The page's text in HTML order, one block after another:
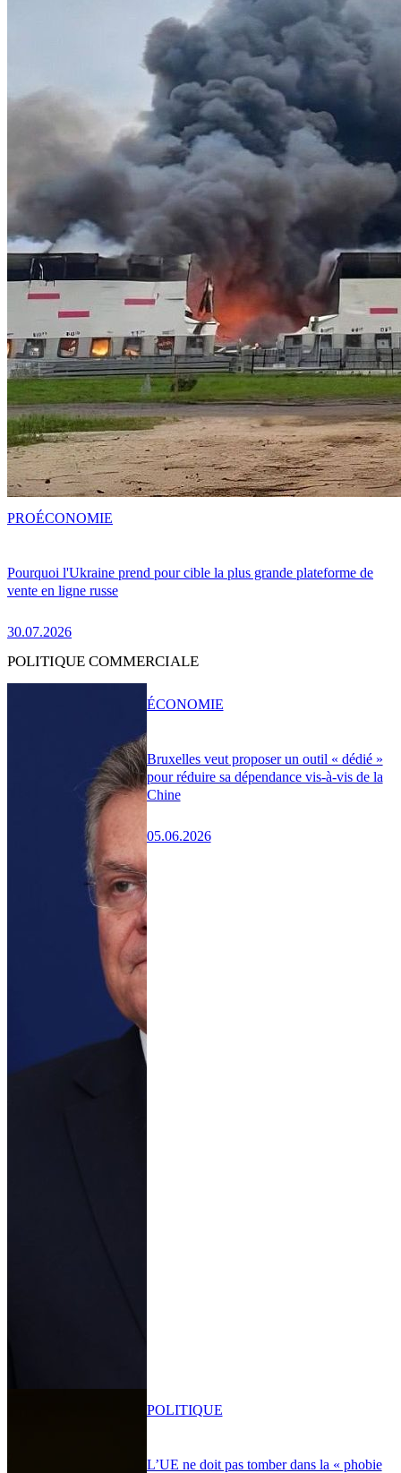
Pourquoi l'Ukraine prend pour cible la plus grande plateforme de
vente en ligne russe
30.07.2026
PROÉCONOMIE
POLITIQUE COMMERCIALE
Bruxelles veut proposer un outil « dédié »
pour réduire sa dépendance vis-à-vis de la
Chine
05.06.2026
ÉCONOMIE
L’UE ne doit pas tomber dans la « phobie
POLITIQUE